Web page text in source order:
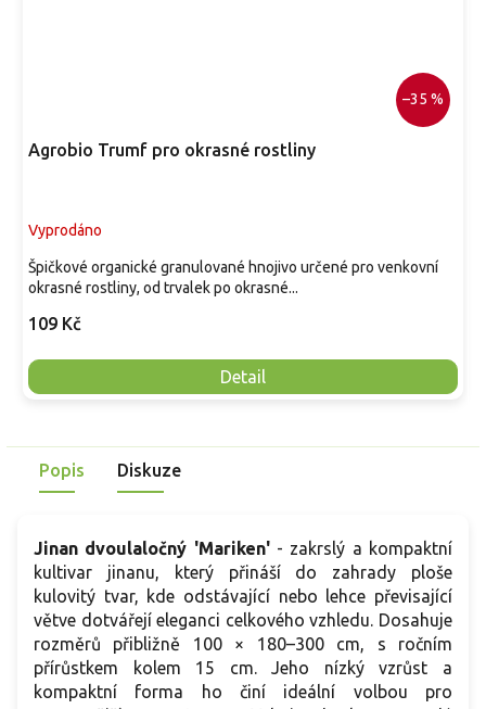
–35 %
Agrobio Trumf pro okrasné rostliny
Vyprodáno
109 Kč
Detail
Špičkové organické granulované hnojivo určené pro venkovní
okrasné rostliny, od trvalek po okrasné...
Popis Diskuze
Jinan dvoulaločný 'Mariken'- zakrslý a kompaktní
kultivar jinanu, který přináší do zahrady ploše
kulovitý tvar, kde odstávající nebo lehce převisající
větve dotvářejí eleganci celkového vzhledu. Dosahuje
rozměrů přibližně 100 × 180–300 cm, s ročním
přírůstkem kolem 15 cm. Jeho nízký vzrůst a
kompaktní forma ho činí ideální volbou pro